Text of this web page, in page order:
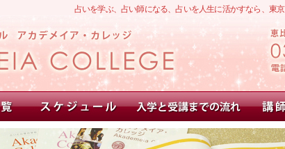
占いを学ぶ、占い師になる、占いを人生に活かすなら、